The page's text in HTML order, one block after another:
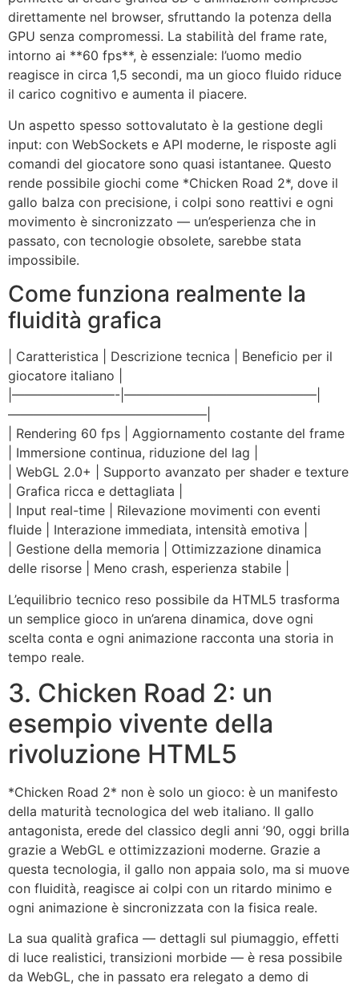
direttamente nel browser, sfruttando la potenza della
GPU senza compromessi. La stabilità del frame rate,
intorno ai **60 fps**, è essenziale: l’uomo medio
reagisce in circa 1,5 secondi, ma un gioco fluido riduce
il carico cognitivo e aumenta il piacere.
Un aspetto spesso sottovalutato è la gestione degli
input: con WebSockets e API moderne, le risposte agli
comandi del giocatore sono quasi istantanee. Questo
rende possibile giochi come *Chicken Road 2*, dove il
gallo balza con precisione, i colpi sono reattivi e ogni
movimento è sincronizzato — un’esperienza che in
passato, con tecnologie obsolete, sarebbe stata
impossibile.
Come funziona realmente la
fluidità grafica
| Caratteristica | Descrizione tecnica | Beneficio per il
giocatore italiano |
|————————-|———————————————|
———————————————–|
| Rendering 60 fps | Aggiornamento costante del frame
| Immersione continua, riduzione del lag |
| WebGL 2.0+ | Supporto avanzato per shader e texture
| Grafica ricca e dettagliata |
| Input real-time | Rilevazione movimenti con eventi
fluide | Interazione immediata, intensità emotiva |
| Gestione della memoria | Ottimizzazione dinamica
delle risorse | Meno crash, esperienza stabile |
L’equilibrio tecnico reso possibile da HTML5 trasforma
un semplice gioco in un’arena dinamica, dove ogni
scelta conta e ogni animazione racconta una storia in
tempo reale.
3. Chicken Road 2: un
esempio vivente della
rivoluzione HTML5
*Chicken Road 2* non è solo un gioco: è un manifesto
della maturità tecnologica del web italiano. Il gallo
antagonista, erede del classico degli anni ’90, oggi brilla
grazie a WebGL e ottimizzazioni moderne. Grazie a
questa tecnologia, il gallo non appaia solo, ma si muove
con fluidità, reagisce ai colpi con un ritardo minimo e
ogni animazione è sincronizzata con la fisica reale.
La sua qualità grafica — dettagli sul piumaggio, effetti
di luce realistici, transizioni morbide — è resa possibile
da WebGL, che in passato era relegato a demo di